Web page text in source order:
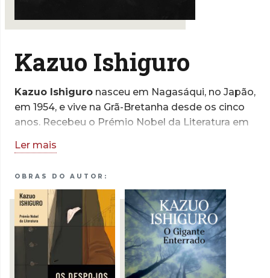
Kazuo Ishiguro
Kazuo Ishiguro nasceu em Nagasáqui, no Japão,
em 1954, e vive na Grã-Bretanha desde os cinco
anos. Recebeu o Prémio Nobel da Literatura em
cinquenta línguas. Entre as outras distinções que
grau de Oficial da Ordem do Império Britânico e
a condecoração francesa como Cavaleiro da
Ordem das Artes e Letras.
Kazuo Ishiguro dedica-se ainda
esporadicamente à escrita de argumentos para
cinema. O argumento que escreveu para o filme
Living valeu-lhe, em 2023, nomeações para os
Ler mais
OBRAS DO AUTOR: